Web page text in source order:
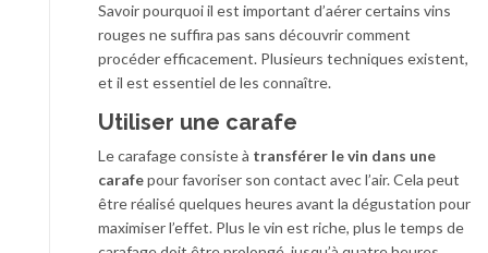
Savoir pourquoi il est important d’aérer certains vins
rouges ne suffira pas sans découvrir comment
procéder efficacement. Plusieurs techniques existent,
et il est essentiel de les connaître.
Utiliser une carafe
Le carafage consiste à transférer le vin dans une
carafepour favoriser son contact avec l’air. Cela peut
être réalisé quelques heures avant la dégustation pour
maximiser l’effet. Plus le vin est riche, plus le temps de